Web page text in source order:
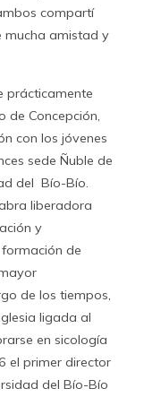
compartí
mucha amistad y
prácticamente
de Concepción,
con los jóvenes
sede Ñuble de
del Bío-Bío.
liberadora
y
de
de los tiempos,
ligada al
en sicología
el primer director
del Bío-Bío